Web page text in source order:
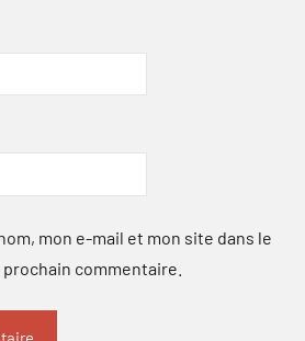
mon e-mail et mon site dans le
commentaire.